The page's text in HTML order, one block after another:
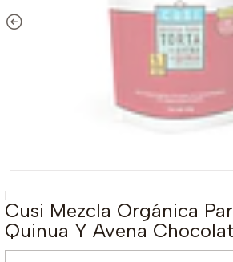
|
Cusi Mezcla Orgánica
Quinua Y Avena